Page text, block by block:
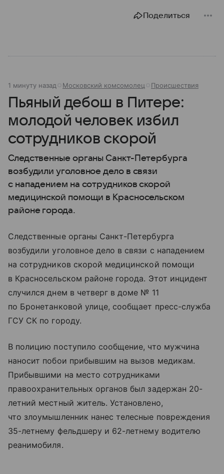
Поделиться
1 минуту назад Московский комсомолец Происшествия
Пьяный дебош в Питере:
молодой человек избил
сотрудников скорой
Следственные органы Санкт-Петербурга
возбудили уголовное дело в связи
с нападением на сотрудников скорой
медицинской помощи в Красносельском
районе города.
Следственные органы Санкт-Петербурга
возбудили уголовное дело в связи с нападением
на сотрудников скорой медицинской помощи
в Красносельском районе города. Этот инцидент
случился днем в четверг в доме № 11
по Бронетанковой улице, сообщает пресс-служба
ГСУ СК по городу.
В полицию поступило сообщение, что мужчина
наносит побои прибывшим на вызов медикам.
Прибывшими на место сотрудниками
правоохранительных органов был задержан 20-
летний местный житель. Установлено,
что злоумышленник нанес телесные повреждения
35-летнему фельдшеру и 62-летнему водителю
реанимобиля.